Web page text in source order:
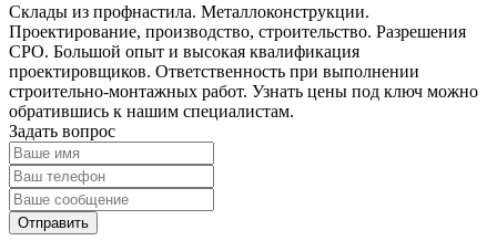
Склады из профнастила. Металлоконструкции.
Проектирование, производство, строительство. Разрешения
СРО. Большой опыт и высокая квалификация
проектировщиков. Ответственность при выполнении
строительно-монтажных работ. Узнать цены под ключ можно
обратившись к нашим специалистам.
Задать вопрос
Отправить